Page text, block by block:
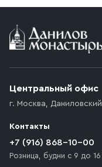
Условия
возникают
которое
движения. Если на
доставки
необходимо
Центральный офис
г. Москва,
Контакты
+7 (916) 868-10-00
Розница, будни с 9 до 16